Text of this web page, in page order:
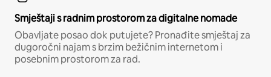
Smještaji s radnim prostorom za digitalne nomade
Obavljate posao dok putujete? Pronađite smještaj za
dugoročni najam s brzim bežičnim internetom i
posebnim prostorom za rad.